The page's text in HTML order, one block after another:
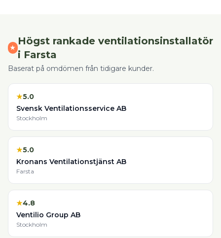
★
Högst rankade ventilationsinstallatör
i Farsta
Baserat på omdömen från tidigare kunder.
★5.0
Svensk Ventilationsservice AB
Stockholm
★5.0
Kronans Ventilationstjänst AB
Farsta
★4.8
Ventilio Group AB
Stockholm